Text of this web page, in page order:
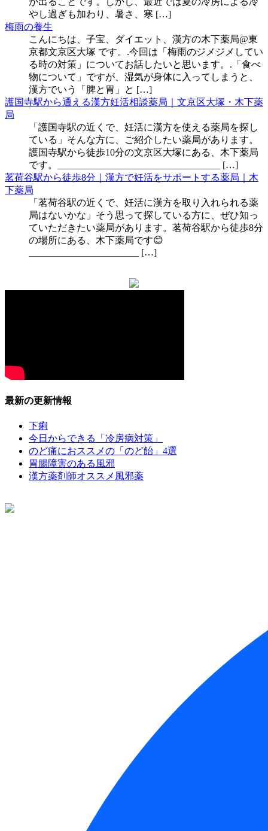
やし過ぎも加わり、暑さ、寒 […]
梅雨の養生
こんにちは、子宝、ダイエット、漢方の木下薬局@東
京都文京区大塚 です。.今回は「梅雨のジメジメしてい
る時の対策」についてお話したいと思います。.「食べ
物について」ですが、湿気が身体に入ってしまうと、
漢方でいう「脾と胃」と […]
護国寺駅から通える漢方妊活相談薬局｜文京区大塚・木下薬
局
「護国寺駅の近くで、妊活に漢方を使える薬局を探し
ている」そんな方に、ご紹介したい薬局があります。
護国寺駅から徒歩10分の文京区大塚にある、木下薬局
です。__________________________________ […]
茗荷谷駅から徒歩8分｜漢方で妊活をサポートする薬局｜木
下薬局
「茗荷谷駅の近くで、妊活に漢方を取り入れられる薬
局はないかな」そう思って探している方に、ぜひ知っ
ていただきたい薬局があります。茗荷谷駅から徒歩8分
の場所にある、木下薬局です😊
_______________________ […]
最新の更新情報
下痢
今日からできる「冷房病対策」
のど痛におススメの「のど飴」4選
胃腸障害のある風邪
漢方薬剤師オススメ風邪薬